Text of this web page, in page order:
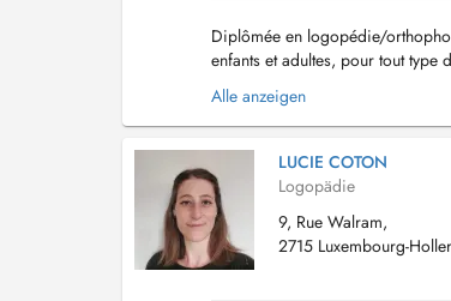
Diplômée en logopédie/
enfants et adultes, pour tout
plus petits et les enfants TSA,
Alle anzeigen
LUCIE COTON
Logopädie
9, Rue Walram,
2715 Luxembourg-